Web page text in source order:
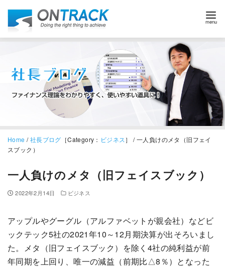
Home /社長ブログ ［Category： ビジネス ］ / 一人負けのメタ（旧フェイ
スブック）
一人負けのメタ（旧フェイスブック）
2022年2月14日 ビジネス
アップルやグーグル（アルファベットが親会社）などビ
ックテック5社の2021年10～12月期決算が出そろいまし
た。メタ（旧フェイスブック）を除く4社の純利益が前
年同期を上回り、唯一の減益（前期比△8％）となった